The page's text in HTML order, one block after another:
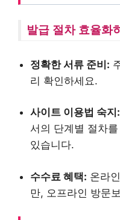
발급 절차 효율화
정확한 서류 준비:
리 확인하세요.
사이트 이용법 숙지:
서의 단계별 절차
있습니다.
수수료 혜택: 온라
만, 오프라인 방문